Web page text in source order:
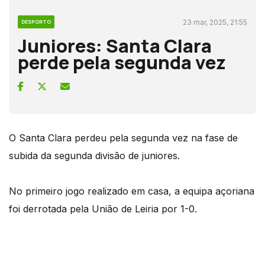
DESPORTO 23 mar, 2025, 21:55
Juniores: Santa Clara
perde pela segunda vez
O Santa Clara perdeu pela segunda vez na fase de
subida da segunda divisão de juniores.
No primeiro jogo realizado em casa, a equipa açoriana
foi derrotada pela União de Leiria por 1-0.